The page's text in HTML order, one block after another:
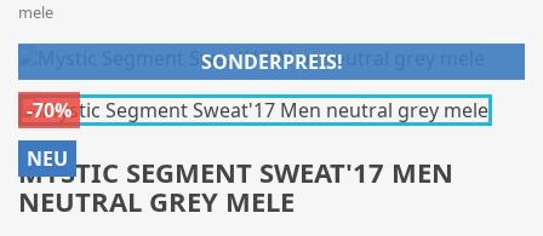
mele
SONDERPREIS!
-70%
NEU
MYSTIC SEGMENT SWEAT'17 MEN
NEUTRAL GREY MELE